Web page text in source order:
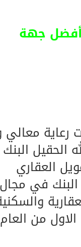
أفضل جهة
تحت رعاية
الحقيل البنك
العقاري
في مجال
78.18% خلال الربع الاول من العام